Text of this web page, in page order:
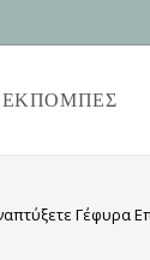
ΕΚΠΟΜΠΕΣ
Γέφυρα